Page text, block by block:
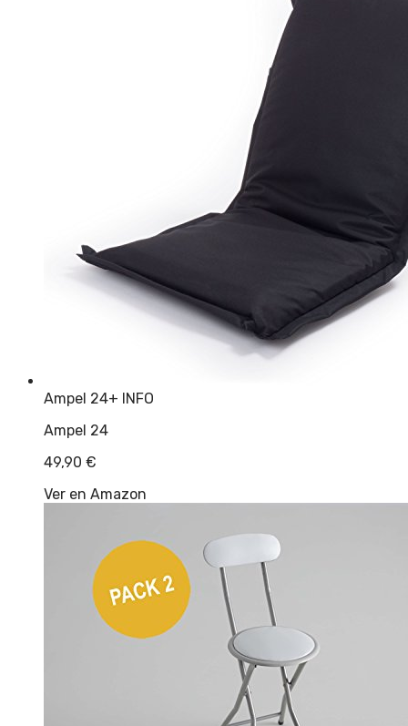
Ampel 24+ INFO
Ampel 24
49,90 €
Ver en Amazon